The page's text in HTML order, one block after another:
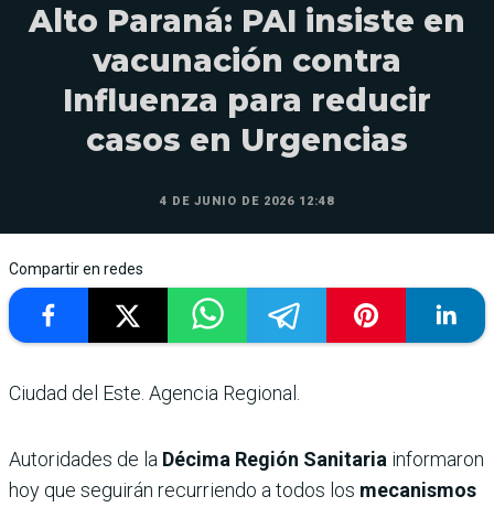
Alto Paraná: PAI insiste en
vacunación contra
Influenza para reducir
casos en Urgencias
4 DE JUNIO DE 2026 12:48
Compartir en redes
Ciudad del Este. Agencia Regional.
Autoridades de la Décima Región Sanitaria informaron
hoy que seguirán recurriendo a todos los mecanismos